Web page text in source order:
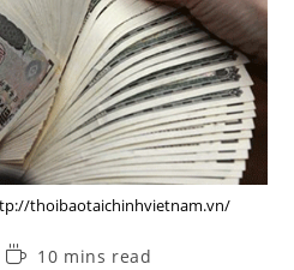
thoibaotaichinhvietnam.vn/
Reading10 mins read